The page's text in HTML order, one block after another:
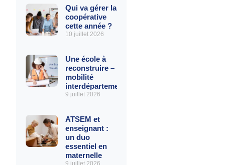
Qui va gérer la
coopérative
cette année ?
10 juillet 2026
Une école à
reconstruire – La
mobilité
interdépartementale
9 juillet 2026
ATSEM et
enseignant :
un duo
essentiel en
maternelle
9 juillet 2026